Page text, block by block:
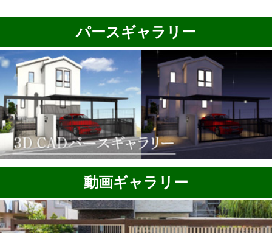
パースギャラリー
動画ギャラリー